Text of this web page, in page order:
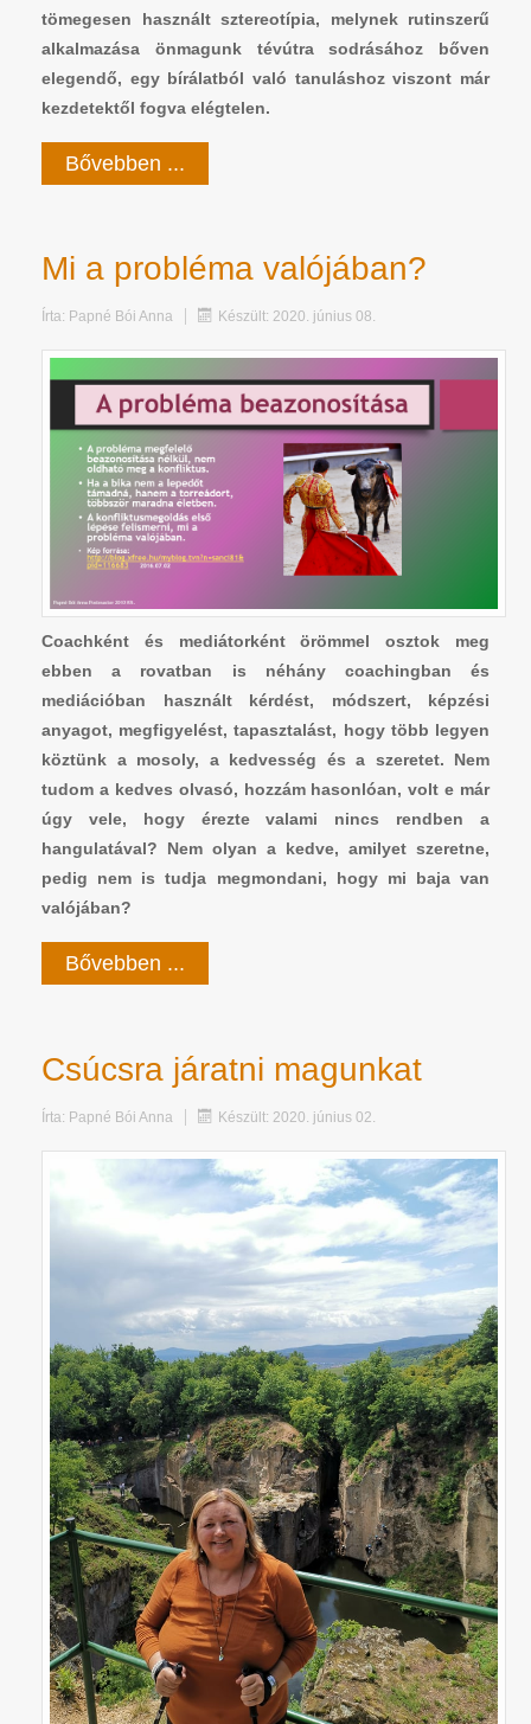
tömegesen használt sztereotípia, melynek rutinszerű
alkalmazása önmagunk tévútra sodrásához bőven
elegendő, egy bírálatból való tanuláshoz viszont már
kezdetektől fogva elégtelen.
Bővebben ...
Mi a probléma valójában?
Írta: Papné Bói Anna Készült: 2020. június 08.
Coachként és mediátorként örömmel osztok meg
ebben a rovatban is néhány coachingban és
mediációban használt kérdést, módszert, képzési
anyagot, megfigyelést, tapasztalást, hogy több legyen
köztünk a mosoly, a kedvesség és a szeretet. Nem
tudom a kedves olvasó, hozzám hasonlóan, volt e már
úgy vele, hogy érezte valami nincs rendben a
hangulatával? Nem olyan a kedve, amilyet szeretne,
pedig nem is tudja megmondani, hogy mi baja van
valójában?
Bővebben ...
Csúcsra járatni magunkat
Írta: Papné Bói Anna Készült: 2020. június 02.